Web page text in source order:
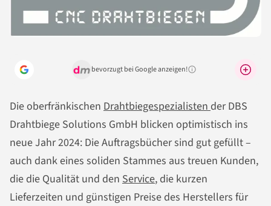
bevorzugt bei Google anzeigen!Warum lohnt sich das?
Die oberfränkischen Drahtbiegespezialisten der DBS
Drahtbiege Solutions GmbH blicken optimistisch ins
neue Jahr 2024: Die Auftragsbücher sind gut gefüllt –
auch dank eines soliden Stammes aus treuen Kunden,
die die Qualität und den Service, die kurzen
Lieferzeiten und günstigen Preise des Herstellers für